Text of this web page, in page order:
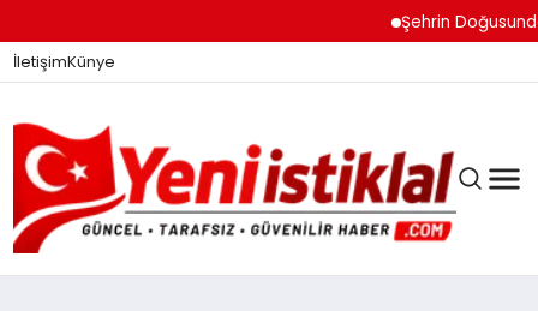
Şehrin Doğusundan
İletişimKünye